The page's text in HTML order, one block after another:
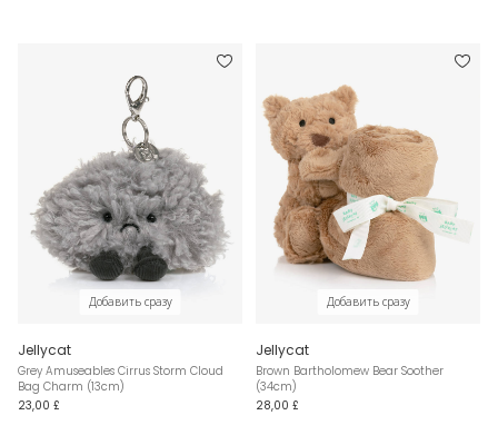
Добавить сразу
Jellycat
Grey Amuseables Cirrus Storm Cloud
Bag Charm (13cm)
23,00 £
Добавить сразу
Jellycat
Brown Bartholomew Bear Soother
(34cm)
28,00 £